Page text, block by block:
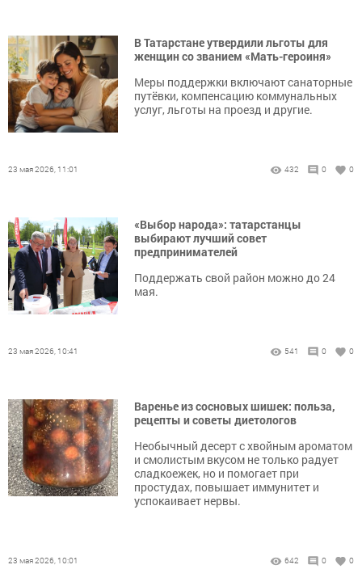
В Татарстане утвердили льготы для
женщин со званием «Мать-героиня»
Меры поддержки включают санаторные
путёвки, компенсацию коммунальных
услуг, льготы на проезд и другие.
23 мая 2026, 11:01 432 0 0
«Выбор народа»: татарстанцы
выбирают лучший совет
предпринимателей
Поддержать свой район можно до 24
мая.
23 мая 2026, 10:41 541 0 0
Варенье из сосновых шишек: польза,
рецепты и советы диетологов
Необычный десерт с хвойным ароматом
и смолистым вкусом не только радует
сладкоежек, но и помогает при
простудах, повышает иммунитет и
успокаивает нервы.
23 мая 2026, 10:01 642 0 0